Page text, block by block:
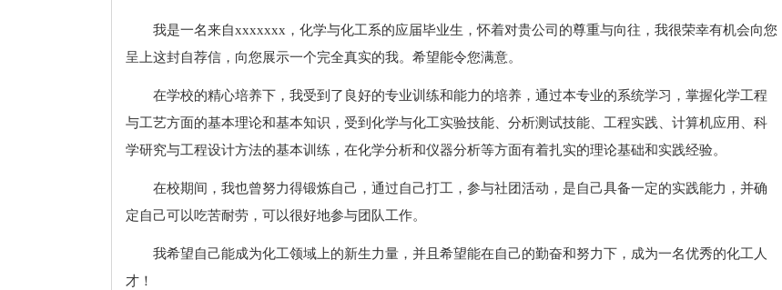
我是一名来自xxxxxxx，化学与化工系的应届毕业生，怀着对贵公司的尊重与向往，我很荣幸有机会向您
呈上这封自荐信，向您展示一个完全真实的我。希望能令您满意。
在学校的精心培养下，我受到了良好的专业训练和能力的培养，通过本专业的系统学习，掌握化学工程
与工艺方面的基本理论和基本知识，受到化学与化工实验技能、分析测试技能、工程实践、计算机应用、科
学研究与工程设计方法的基本训练，在化学分析和仪器分析等方面有着扎实的理论基础和实践经验。
在校期间，我也曾努力得锻炼自己，通过自己打工，参与社团活动，是自己具备一定的实践能力，并确
定自己可以吃苦耐劳，可以很好地参与团队工作。
我希望自己能成为化工领域上的新生力量，并且希望能在自己的勤奋和努力下，成为一名优秀的化工人
才！